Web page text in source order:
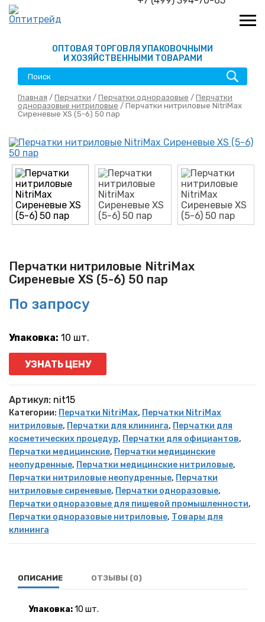
ОПТОВАЯ ТОРГОВЛЯ УПАКОВОЧНЫМИ
И ХОЗЯЙСТВЕННЫМИ ТОВАРАМИ
Главная / Перчатки / Перчатки одноразовые / Перчатки
одноразовые нитриловые / Перчатки нитриловые NitriMax
Сиреневые XS (5-6) 50 пар
Перчатки нитриловые NitriMax
Сиреневые XS (5-6) 50 пар
По запросу
Упаковка: 10 шт.
УЗНАТЬ ЦЕНУ
Артикул: nit15
Категории: Перчатки NitriMax, Перчатки NitriMax
нитриловые, Перчатки для клининга, Перчатки для
косметических процедур, Перчатки для официантов,
Перчатки медицинские, Перчатки медицинские
неопудренные, Перчатки медицинские нитриловые,
Перчатки нитриловые неопудренные, Перчатки
нитриловые сиреневые, Перчатки одноразовые,
Перчатки одноразовые для пищевой промышленности,
Перчатки одноразовые нитриловые, Товары для
клининга
ОПИСАНИЕ ОТЗЫВЫ (0)
Упаковка:10 шт.